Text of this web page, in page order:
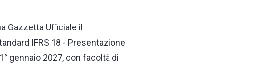
Gazzetta Ufficiale il
IFRS 18 - Presentazione
gennaio 2027, con facoltà di